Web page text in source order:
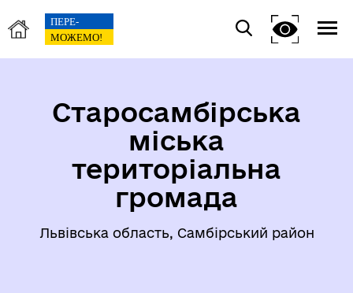
Старосамбірська
міська
територіальна
громада
Львівська область, Самбірський район